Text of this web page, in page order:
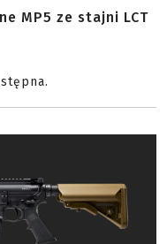
MP5 ze stajni LCT